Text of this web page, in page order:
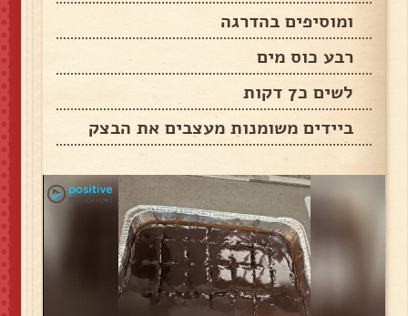
ומוסיפים בהדרגה
רבע כוס מים
לשים כ7 דקות
ביידים משומנות מעצבים את הבצק